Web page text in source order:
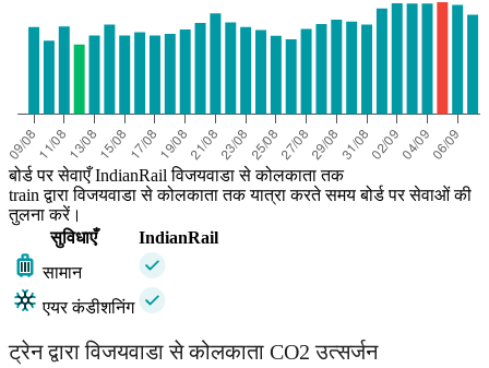
बोर्ड पर सेवाएँ IndianRail विजयवाडा से कोलकाता तक
train द्वारा विजयवाडा से कोलकाता तक यात्रा करते समय बोर्ड पर सेवाओं की
तुलना करें।
सुविधाएँ
IndianRail
सामान
एयर कंडीशनिंग
ट्रेन द्वारा विजयवाडा से कोलकाता CO2 उत्सर्जन